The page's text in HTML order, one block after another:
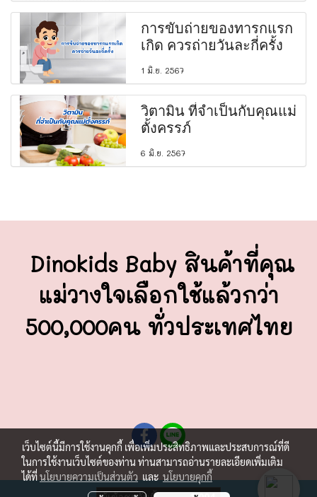
การขับถ่ายของทารกแรก
เกิด ควรถ่ายวันละกี่ครั้ง
1 มิ.ย. 2567
วิตามิน ที่จำเป็นกับคุณแม่
ตั้งครรภ์
6 มิ.ย. 2567
Dinokids Baby สินค้าที่คุณ
แม่วางใจเลือกใช้แล้วกว่า
500,000คน ทั่วประเทศไทย
เว็บไซต์นี้มีการใช้งานคุกกี้ เพื่อเพิ่มประสิทธิภาพและประสบการณ์ที่ดี
ในการใช้งานเว็บไซต์ของท่าน ท่านสามารถอ่านรายละเอียดเพิ่มเติม
ได้ที่นโยบายความเป็นส่วนตัว และ นโยบายคุกกี้